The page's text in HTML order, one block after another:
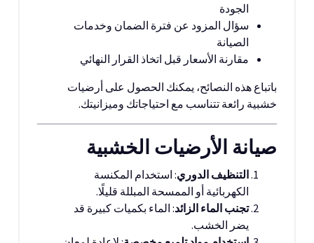
الجودة
سؤال المزود عن فترة الضمان وخدمات
الصيانة
مقارنة الأسعار قبل اتخاذ القرار النهائي
باتباع هذه النصائح، يمكنك الحصول على أرضيات
خشبية رائعة تتناسب مع احتياجاتك وميزانيتك.
صيانة الأرضيات الخشبية
التنظيف الدوري: استخدام المكنسة
الكهربائية أو الممسحة المبللة قليلًا.
تجنب الماء الزائد: الماء بكميات كبيرة قد
يضر الخشب.